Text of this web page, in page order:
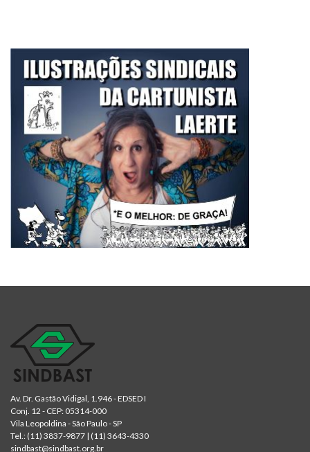
Av. Dr. Gastão Vidigal, 1.946 - EDSED I
Conj. 12 - CEP: 05314-000
Vila Leopoldina - São Paulo - SP
Tel.: (11) 3837-9877 | (11) 3643-4330
sindbast@sindbast.org.br